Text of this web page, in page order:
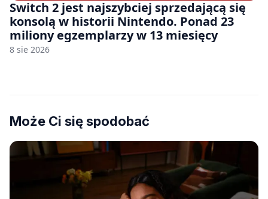
Switch 2 jest najszybciej sprzedającą się
konsolą w historii Nintendo. Ponad 23
miliony egzemplarzy w 13 miesięcy
8 sie 2026
Może Ci się spodobać